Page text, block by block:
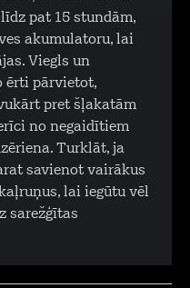
pat 15 stundām,
akumulatoru, lai
Viegls un
ērti pārvietot,
pret šļakatām
no negaidītiem
Turklāt, ja
savienot vairākus
lai iegūtu vēl
sarežģītas